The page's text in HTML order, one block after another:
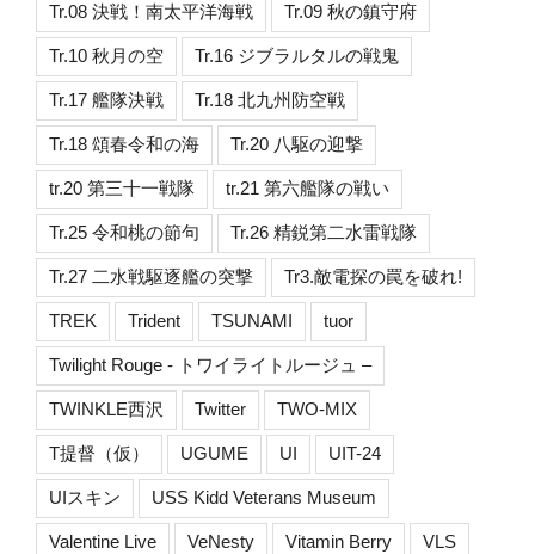
Tr.08 決戦！南太平洋海戦 Tr.09 秋の鎮守府
Tr.10 秋月の空 Tr.16 ジブラルタルの戦鬼
Tr.17 艦隊決戦 Tr.18 北九州防空戦
Tr.18 頌春令和の海 Tr.20 八駆の迎撃
tr.20 第三十一戦隊 tr.21 第六艦隊の戦い
Tr.25 令和桃の節句 Tr.26 精鋭第二水雷戦隊
Tr.27 二水戦駆逐艦の突撃 Tr3.敵電探の罠を破れ!
TREK Trident TSUNAMI tuor
Twilight Rouge - トワイライトルージュ –
TWINKLE西沢 Twitter TWO-MIX
T提督（仮） UGUME UI UIT-24
UIスキン USS Kidd Veterans Museum
Valentine Live VeNesty Vitamin Berry VLS